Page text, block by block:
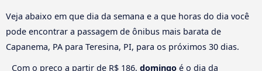
Veja abaixo em que dia da semana e a que horas do dia você
pode encontrar a passagem de ônibus mais barata de
Capanema, PA para Teresina, PI, para os próximos 30 dias.
Com o preço a partir de R$ 186, domingo é o dia da